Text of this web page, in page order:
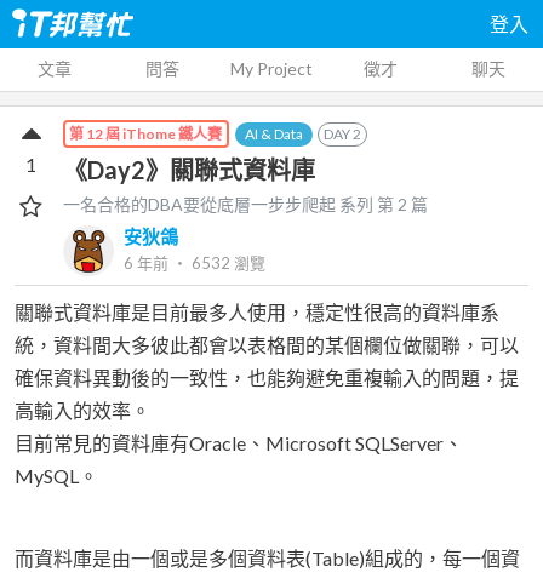
登入
文章 問答 My Project 徵才 聊天
第 12 屆 iThome 鐵人賽 AI & Data DAY2
《Day2》關聯式資料庫
一名合格的DBA要從底層一步步爬起 系列 第2 篇
安狄鴿
6 年前 ‧ 6532 瀏覽
1
關聯式資料庫是目前最多人使用，穩定性很高的資料庫系
統，資料間大多彼此都會以表格間的某個欄位做關聯，可以
確保資料異動後的一致性，也能夠避免重複輸入的問題，提
高輸入的效率。
目前常見的資料庫有Oracle、Microsoft SQLServer、
MySQL。
而資料庫是由一個或是多個資料表(Table)組成的，每一個資